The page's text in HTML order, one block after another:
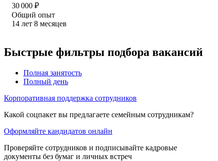
30 000 ₽
Общий опыт
14 лет 8 месяцев
Быстрые фильтры подбора вакансий
Полная занятость
Полный день
Корпоративная поддержка сотрудников
Какой соцпакет вы предлагаете семейным сотрудникам?
Оформляйте кандидатов онлайн
Проверяйте сотрудников и подписывайте кадровые
документы без бумаг и личных встреч